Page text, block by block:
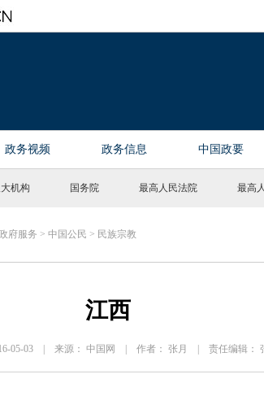
大机构 国务院 最高人民法院 最高
府服务 > 中国公民 > 民族宗教
江西
05-03 | 来源： 中国网 | 作者： 张月 | 责任编辑：